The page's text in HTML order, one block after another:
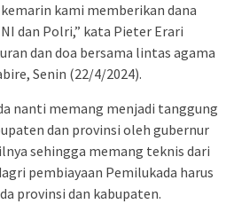
kami memberikan dana
dan Polri,” kata Pieter Erari
dan doa bersama lintas agama
Senin (22/4/2024).
nanti memang menjadi tanggung
dan provinsi oleh gubernur
sehingga memang teknis dari
pembiayaan Pemilukada harus
provinsi dan kabupaten.